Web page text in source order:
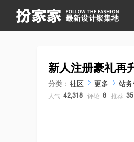
新人注册豪礼再
分类： 社区 更多 站
人气 42,318 评论 8 推荐 35